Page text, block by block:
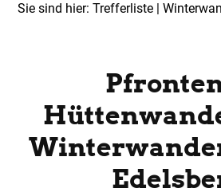
Sie sind hier: Trefferliste |